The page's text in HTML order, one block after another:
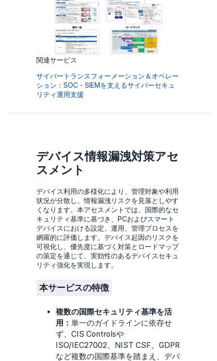
関連サービス
サイバートランスフォーメーション＆オペレー
ション：SOC・SIEMを支えるサイバーセキュ
リティ運用支援
デバイス情報漏洩対策アセ
スメント
デバイス利用の多様化により、管理対象や利用
状況が分散し、情報漏洩リスクを見落としやす
くなります。本アセスメントでは、国際的なセ
キュリティ基準に基づき、PCおよびスマート
デバイスにおける設定、運用、管理プロセスを
網羅的に評価します。デバイス起因のリスクを
可視化し、優先度に基づく対策とロードマップ
の策定を通じて、実効性のあるデバイスセキュ
リティ強化を実現します。
本サービスの特徴
複数の国際セキュリティ基準を活
用： 単一のガイドラインに依存せ
ず、CIS Controlsや
ISO/IEC27002、NIST CSF、GDPR
など複数の国際基準を踏まえ、デバ